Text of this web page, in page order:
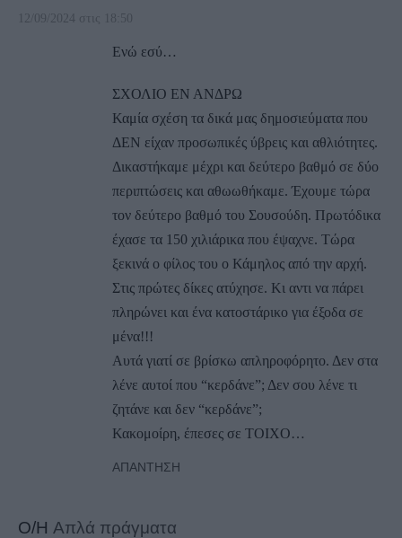
12/09/2024 στις 18:50
Ενώ εσύ…
ΣΧΟΛΙΟ ΕΝ ΑΝΔΡΩ
Καμία σχέση τα δικά μας δημοσιεύματα που
ΔΕΝ είχαν προσωπικές ύβρεις και αθλιότητες.
Δικαστήκαμε μέχρι και δεύτερο βαθμό σε δύο
περιπτώσεις και αθωωθήκαμε. Έχουμε τώρα
τον δεύτερο βαθμό του Σουσούδη. Πρωτόδικα
έχασε τα 150 χιλιάρικα που έψαχνε. Τώρα
ξεκινά ο φίλος του ο Κάμηλος από την αρχή.
Στις πρώτες δίκες ατύχησε. Κι αντι να πάρει
πληρώνει και ένα κατοστάρικο για έξοδα σε
μένα!!!
Αυτά γιατί σε βρίσκω απληροφόρητο. Δεν στα
λένε αυτοί που “κερδάνε”; Δεν σου λένε τι
ζητάνε και δεν “κερδάνε”;
Κακομοίρη, έπεσες σε ΤΟΙΧΟ…
ΑΠΆΝΤΗΣΗ
Ο/Η Απλά πράγματα